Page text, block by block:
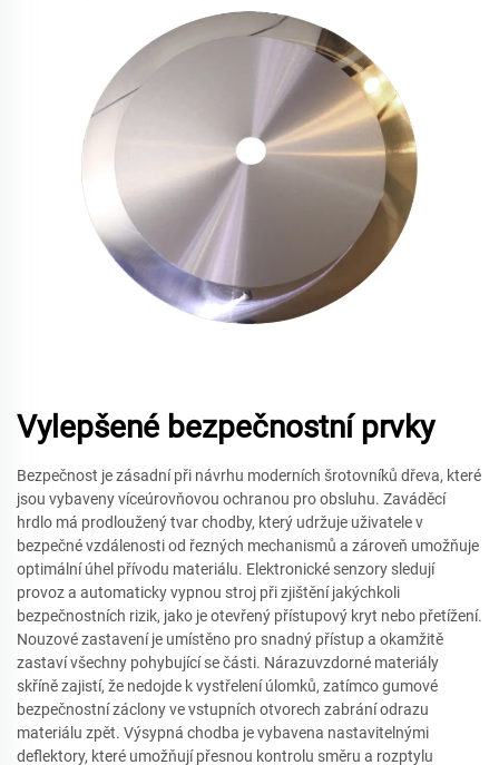
Vylepšené bezpečnostní prvky
Bezpečnost je zásadní při návrhu moderních šrotovníků dřeva, které
jsou vybaveny víceúrovňovou ochranou pro obsluhu. Zaváděcí
hrdlo má prodloužený tvar chodby, který udržuje uživatele v
bezpečné vzdálenosti od řezných mechanismů a zároveň umožňuje
optimální úhel přívodu materiálu. Elektronické senzory sledují
provoz a automaticky vypnou stroj při zjištění jakýchkoli
bezpečnostních rizik, jako je otevřený přístupový kryt nebo přetížení.
Nouzové zastavení je umístěno pro snadný přístup a okamžitě
zastaví všechny pohybující se části. Nárazuvzdorné materiály
skříně zajistí, že nedojde k vystřelení úlomků, zatímco gumové
bezpečnostní záclony ve vstupních otvorech zabrání odrazu
materiálu zpět. Výsypná chodba je vybavena nastavitelnými
deflektory, které umožňují přesnou kontrolu směru a rozptylu